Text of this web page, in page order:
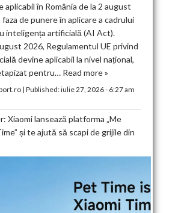
în România de la 2 august
de punere în aplicare a cadrului
inteligența artificială (AI Act).
2026, Regulamentul UE privind
devine aplicabil la nivel național,
pentru… Read more »
| Published:iulie 27, 2026 - 6:27 am
Xiaomi lansează platforma „Me
și te ajută să scapi de grijile din